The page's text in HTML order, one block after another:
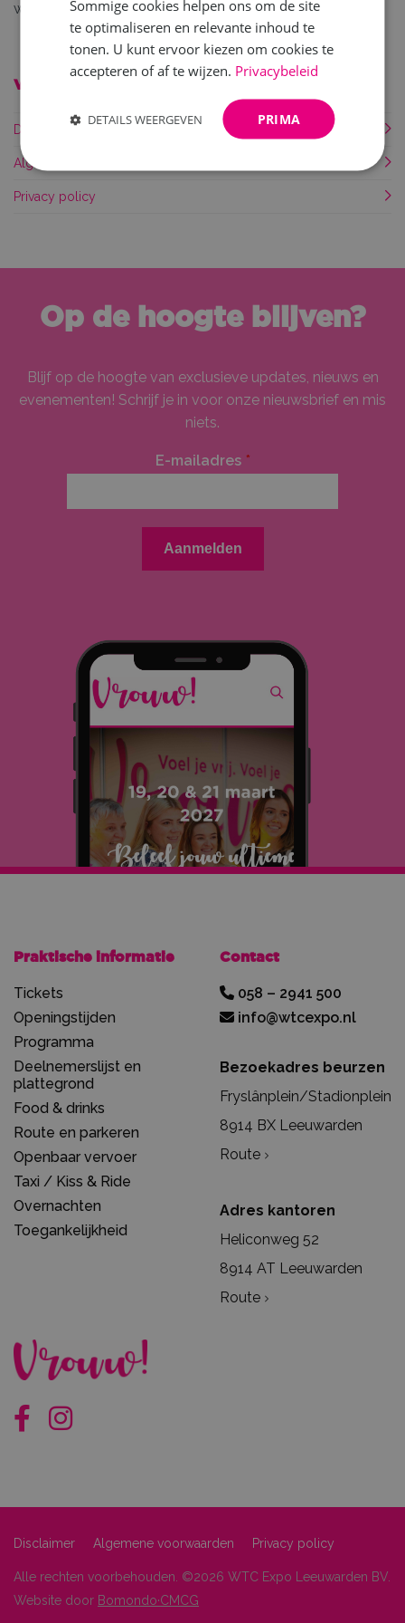
Voorwaarden en beleid
Disclaimer
Algemene voorwaarden
Privacy policy
wijzigen.
Op de hoogte blijven?
Blijf op de hoogte van exclusieve updates, nieuws en
evenementen! Schrijf je in voor onze nieuwsbrief en mis
niets.
E-mailadres*
Praktische informatie
Tickets
Openingstijden
Programma
Deelnemerslijst en
plattegrond
Food & drinks
Route en parkeren
Openbaar vervoer
Taxi / Kiss & Ride
Overnachten
Toegankelijkheid
Contact
058 – 2941 500
info@wtcexpo.nl
Bezoekadres beurzen
Fryslânplein/Stadionplein
8914 BX Leeuwarden
Route
Adres kantoren
Heliconweg 52
8914 AT Leeuwarden
Route
Disclaimer Algemene voorwaarden Privacy policy
Alle rechten voorbehouden. ©2026 WTC Expo Leeuwarden BV.
Website door Bomondo·CMCG
Sommige cookies helpen ons om de site
te optimaliseren en relevante inhoud te
tonen. U kunt ervoor kiezen om cookies te
accepteren of af te wijzen. Privacybeleid
PRIMA
DETAILS WEERGEVEN